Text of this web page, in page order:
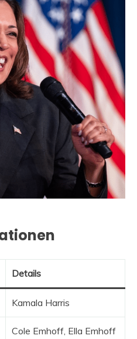
Details
Kamala Harris
Cole Emhoff, Ella Emhoff